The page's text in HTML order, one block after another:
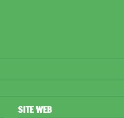
SITE WEB